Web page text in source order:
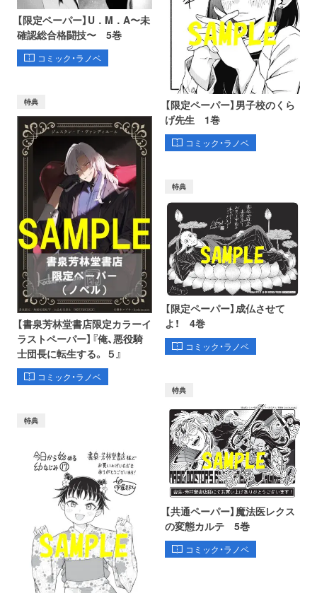
【限定ペーパー】U．M．A〜未
確認総合格闘技〜 5巻
コミック・ラノベ
【限定ペーパー】男子校のくら
げ先生 1巻
コミック・ラノベ
特典
【書泉芳林堂書店限定カラーイ
ラストペーパー】『俺、悪役騎
士団長に転生する。 ５』
コミック・ラノベ
特典
【限定ペーパー】成仏させて
よ！ 4巻
コミック・ラノベ
特典
特典
【共通ペーパー】魔法医レクス
の変態カルテ 5巻
コミック・ラノベ